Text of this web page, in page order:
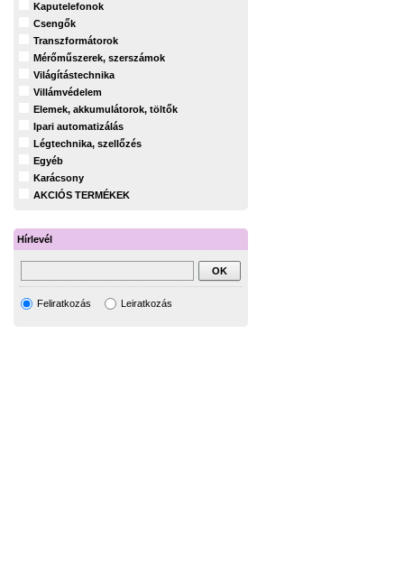
Kaputelefonok
Csengők
Transzformátorok
Mérőműszerek, szerszámok
Világítástechnika
Villámvédelem
Elemek, akkumulátorok, töltők
Ipari automatizálás
Légtechnika, szellőzés
Egyéb
Karácsony
AKCIÓS TERMÉKEK
Hírlevél
Feliratkozás Leiratkozás